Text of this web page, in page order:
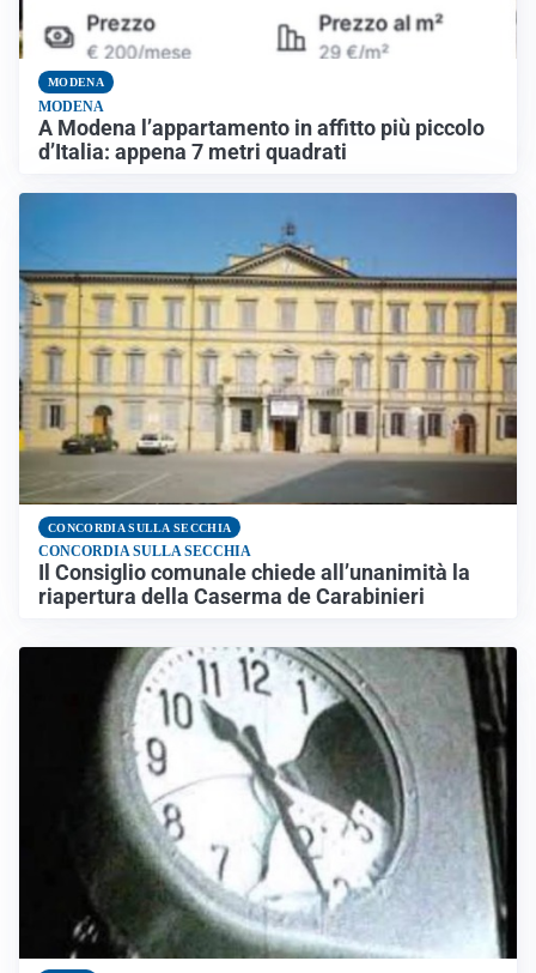
MODENA
MODENA
A Modena l’appartamento in affitto più piccolo
d’Italia: appena 7 metri quadrati
CONCORDIA SULLA SECCHIA
CONCORDIA SULLA SECCHIA
Il Consiglio comunale chiede all’unanimità la
riapertura della Caserma de Carabinieri